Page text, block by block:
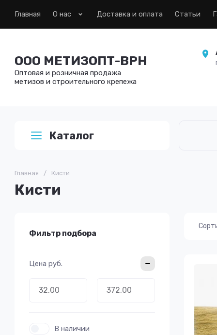
Главная О нас Доставка и оплата Статьи
ООО МЕТИЗОПТ-ВРН
Оптовая и розничная продажа
метизов и строительного крепежа
Каталог
Главная / Кисти
Кисти
Фильтр подбора
Цена руб.
В наличии